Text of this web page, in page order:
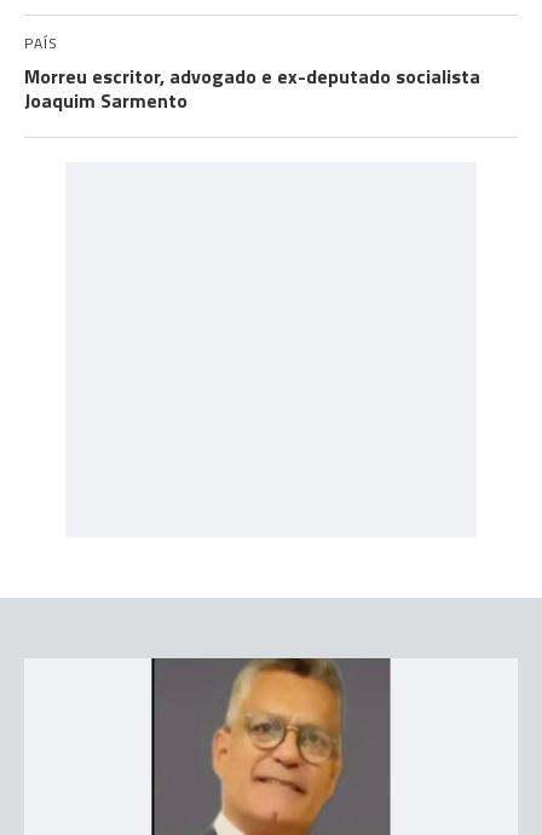
PAÍS
Morreu escritor, advogado e ex-deputado socialista
Joaquim Sarmento